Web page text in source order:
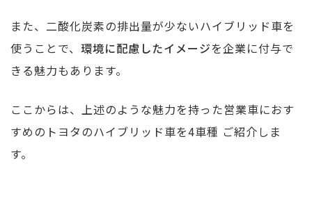
また、二酸化炭素の排出量が少ないハイブリッド車を
使うことで、 環境に配慮したイメージを企業に付与で
きる魅力もあります。
ここからは、上述のような魅力を持った営業車におす
すめのトヨタのハイブリッド車を4車種 ご紹介しま
す。